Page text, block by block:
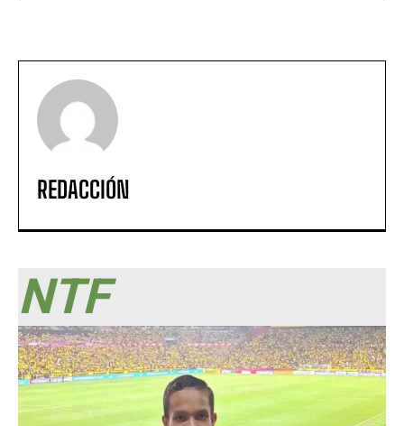
REDACCIÓN
NTF